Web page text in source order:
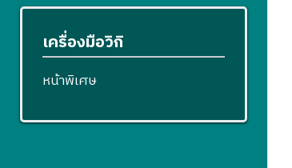
เครื่องมือวิกิ
หน้าพิเศษ